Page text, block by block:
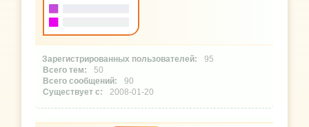
95
50
90
2008-01-20